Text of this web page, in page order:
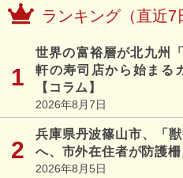
ランキング（直近7
世界の富裕層が北九州
軒の寿司店から始まる
【コラム】
2026年8月7日
兵庫県丹波篠山市、「
へ、市外在住者が防護
2026年8月5日